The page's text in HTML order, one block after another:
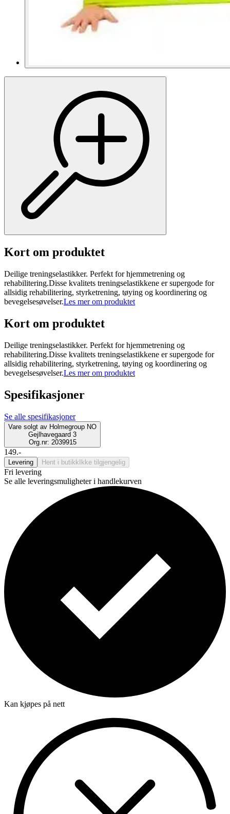
Kort om produktet
Deilige treningselastikker. Perfekt for hjemmetrening og
rehabilitering.Disse kvalitets treningselastikkene er supergode for
allsidig rehabilitering, styrketrening, tøying og koordinering og
bevegelsesøvelser.Les mer om produktet
Kort om produktet
Deilige treningselastikker. Perfekt for hjemmetrening og
rehabilitering.Disse kvalitets treningselastikkene er supergode for
allsidig rehabilitering, styrketrening, tøying og koordinering og
bevegelsesøvelser.Les mer om produktet
Spesifikasjoner
Se alle spesifikasjoner
Vare solgt av Holmegroup NO
Gejlhavegaard 3
Org.nr: 2039915
149.-
Levering Hent i butikk Ikke tilgjengelig
Fri levering
Se alle leveringsmuligheter i handlekurven
Kan kjøpes på nett